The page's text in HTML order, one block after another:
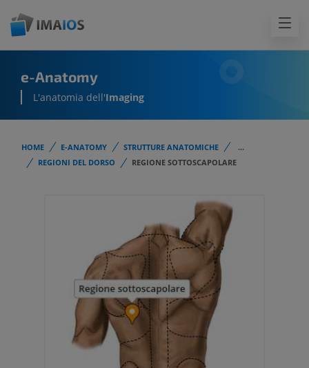
e-Anatomy
L'anatomia dell'Imaging
HOME E-ANATOMY STRUTTURE ANATOMICHE
...
REGIONI DEL DORSO
REGIONE SOTTOSCAPOLARE